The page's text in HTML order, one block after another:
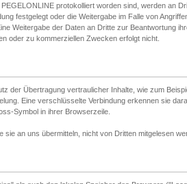
protokolliert worden sind, werden an
festgelegt oder die Weitergabe im Falle von
Weitergabe der Daten an Dritte zur Beantwortung
oder zu kommerziellen Zwecken erfolgt nicht.
der Übertragung vertraulicher Inhalte, wie zum
Eine verschlüsselte Verbindung erkennen sie
Symbol in ihrer Browserzeile.
an uns übermitteln, nicht von Dritten mitgelesen